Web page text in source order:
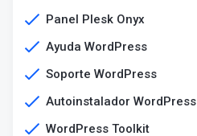
Panel Plesk Onyx
Ayuda WordPress
Soporte WordPress
Autoinstalador WordPress
WordPress Toolkit